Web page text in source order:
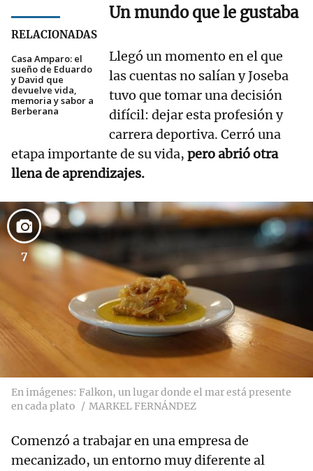
RELACIONADAS
Casa Amparo: el
sueño de Eduardo
y David que
devuelve vida,
memoria y sabor a
Berberana
Un mundo que le gustaba
Llegó un momento en el que
las cuentas no salían y Joseba
tuvo que tomar una decisión
difícil: dejar esta profesión y
carrera deportiva. Cerró una
etapa importante de su vida, pero abrió otra
llena de aprendizajes.
7
En imágenes: Falkon, un lugar donde el mar está presente
en cada plato
MARKEL FERNÁNDEZ
Comenzó a trabajar en una empresa de
mecanizado, un entorno muy diferente al